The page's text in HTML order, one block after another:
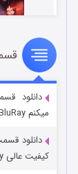
قسمت2 (زیرنویس)
دانلود
میکنم 1080p BluRay
دانلود
کیفیت عالی BluRay